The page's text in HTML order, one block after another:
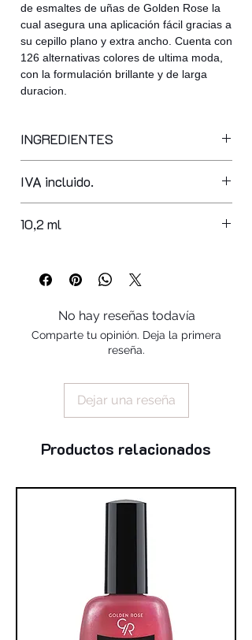
de esmaltes de uñas de Golden Rose la
cual asegura una aplicación fácil gracias a
su cepillo plano y extra ancho. Cuenta con
126 alternativas colores de ultima moda,
con la formulación brillante y de larga
duracion.
INGREDIENTES
nitrocellulose, adipic acid/neopentyl
glycol/trimellitic anhydride copolymer,
acetyl tributyl citrate, isopropyl
styrene/acrylates copolymer, n-butyl
alcohol, silica, benzophenone-1,
trimethylpentanediyl dibenzoate,
polyvinyl butyral
IVA incluido.
10,2 ml
No hay reseñas todavía
Comparte tu opinión. Deja la primera
reseña.
Dejar una reseña
Productos relacionados